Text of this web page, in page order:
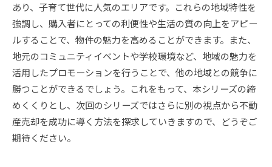
あり、子育て世代に人気のエリアです。これらの地域特性を
強調し、購入者にとっての利便性や生活の質の向上をアピー
ルすることで、物件の魅力を高めることができます。また、
地元のコミュニティイベントや学校環境など、地域の魅力を
活用したプロモーションを行うことで、他の地域との競争に
勝つことができるでしょう。これをもって、本シリーズの締
めくくりとし、次回のシリーズではさらに別の視点から不動
産売却を成功に導く方法を探求していきますので、どうぞご
期待ください。